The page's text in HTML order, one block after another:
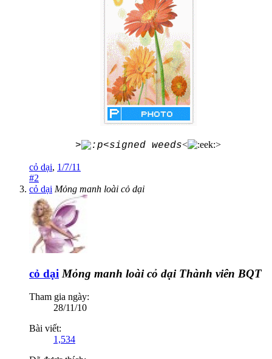
> <signed weeds< >
cỏ dại, 1/7/11
#2
cỏ dại Mỏng manh loài cỏ dại
cỏ dại Mỏng manh loài cỏ dại Thành viên BQT
Tham gia ngày:
28/11/10
Bài viết:
1,534